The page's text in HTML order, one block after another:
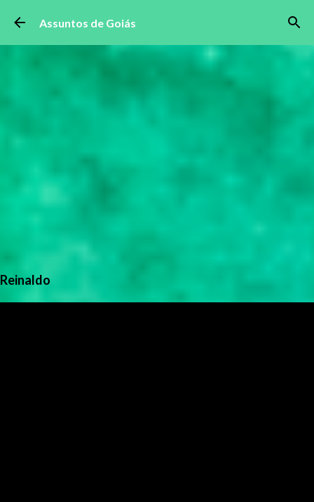
Pular para o conteúdo principal
Assuntos de Goiás
Reinaldo